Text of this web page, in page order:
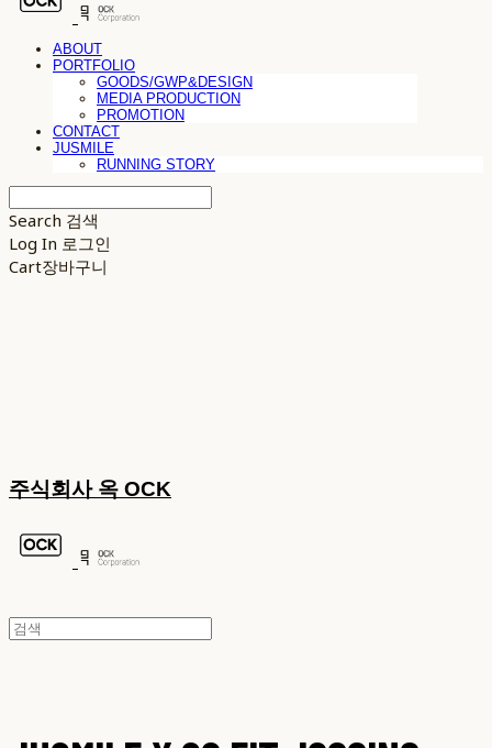
ABOUT
PORTFOLIO
GOODS/GWP&DESIGN
MEDIA PRODUCTION
PROMOTION
CONTACT
JUSMILE
RUNNING STORY
Search 검색
Log In 로그인
Cart장바구니
주식회사 옥 OCK